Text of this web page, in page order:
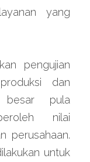
yang
pengujian
dan
besar pula
nilai
perusahaan.
untuk